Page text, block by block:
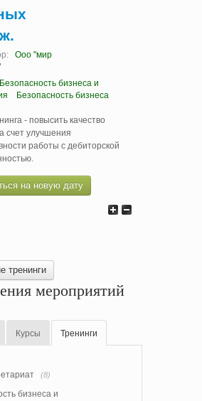
Ооо "мир
Безопасность бизнеса и
Безопасность бизнеса
- повысить качество
счет улучшения
работы с дебиторской
на новую дату
тренинги
мероприятий
Курсы Тренинги
(8)
бизнеса и